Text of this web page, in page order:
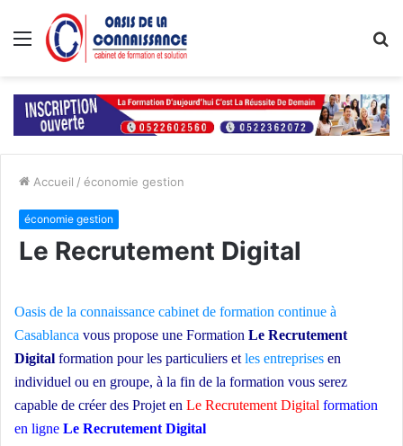
Menu
Accueil / économie gestion
économie gestion
Le Recrutement Digital
Oasis de la connaissance cabinet de formation continue à
Casablanca vous propose une Formation Le Recrutement
Digital formation pour les particuliers et les entreprises en
individuel ou en groupe, à la fin de la formation vous serez
capable de créer des Projet en Le Recrutement Digital formation
en ligne Le Recrutement Digital